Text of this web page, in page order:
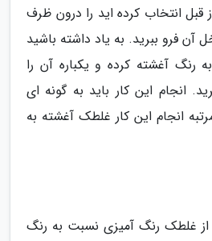
قبل انتخاب کرده اید را درون ظرف
آن فرو ببرید. به یاد داشته باشید
رنگ آغشته کرده و یکباره آن را
انجام این کار باید به گونه ای
که بعد از 3 تا 4 مرتبه انجام این کار غلطک آغشته به
از غلطک رنگ آمیزی نسبت به رنگ